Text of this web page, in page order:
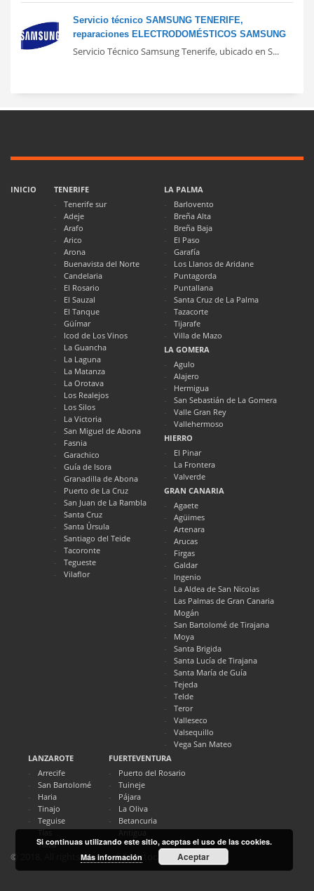
Servicio técnico SAMSUNG TENERIFE,
reparaciones ELECTRODOMÉSTICOS SAMSUNG
Servicio Técnico Samsung Tenerife, ubicado en S...
INICIO
TENERIFE
Tenerife sur
Adeje
Arafo
Arico
Arona
Buenavista del Norte
Candelaria
El Rosario
El Sauzal
El Tanque
Güímar
Icod de Los Vinos
La Guancha
La Laguna
La Matanza
La Orotava
Los Realejos
Los Silos
La Victoria
San Miguel de Abona
Fasnia
Garachico
Guía de Isora
Granadilla de Abona
Puerto de La Cruz
San Juan de La Rambla
Santa Cruz
Santa Úrsula
Santiago del Teide
Tacoronte
Tegueste
Vilaflor
LA PALMA
Barlovento
Breña Alta
Breña Baja
El Paso
Garafía
Los Llanos de Aridane
Puntagorda
Puntallana
Santa Cruz de La Palma
Tazacorte
Tijarafe
Villa de Mazo
LA GOMERA
Agulo
Alajero
Hermigua
San Sebastián de La Gomera
Valle Gran Rey
Vallehermoso
HIERRO
El Pinar
La Frontera
Valverde
GRAN CANARIA
Agaete
Agüimes
Artenara
Arucas
Firgas
Galdar
Ingenio
La Aldea de San Nicolas
Las Palmas de Gran Canaria
Mogán
San Bartolomé de Tirajana
Moya
Santa Brigida
Santa Lucía de Tirajana
Santa María de Guía
Tejeda
Telde
Teror
Valleseco
Valsequillo
Vega San Mateo
LANZAROTE
Arrecife
San Bartolomé
Haria
Tinajo
Teguise
Tías
Yaiza
FUERTEVENTURA
Puerto del Rosario
Tuineje
Pájara
La Oliva
Betancuria
Antigua
© 2018. All rights reserved. Directocanarias.com
Si continuas utilizando este sitio, aceptas el uso de las cookies.
Más información
Aceptar